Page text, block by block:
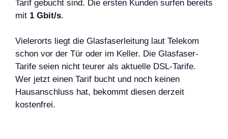
Tarif gebucht sind. Die ersten Kunden surfen bereits
mit 1 Gbit/s.
Vielerorts liegt die Glasfaserleitung laut Telekom
schon vor der Tür oder im Keller. Die Glasfaser-
Tarife seien nicht teurer als aktuelle DSL-Tarife.
Wer jetzt einen Tarif bucht und noch keinen
Hausanschluss hat, bekommt diesen derzeit
kostenfrei.